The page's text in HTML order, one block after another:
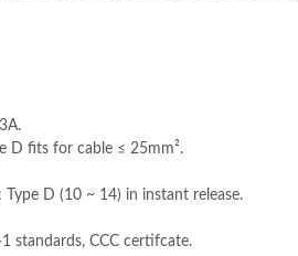
D fits for cable ≤ 25mm².
Type D (10 ~ 14) in instant release.
standards, CCC certifcate.